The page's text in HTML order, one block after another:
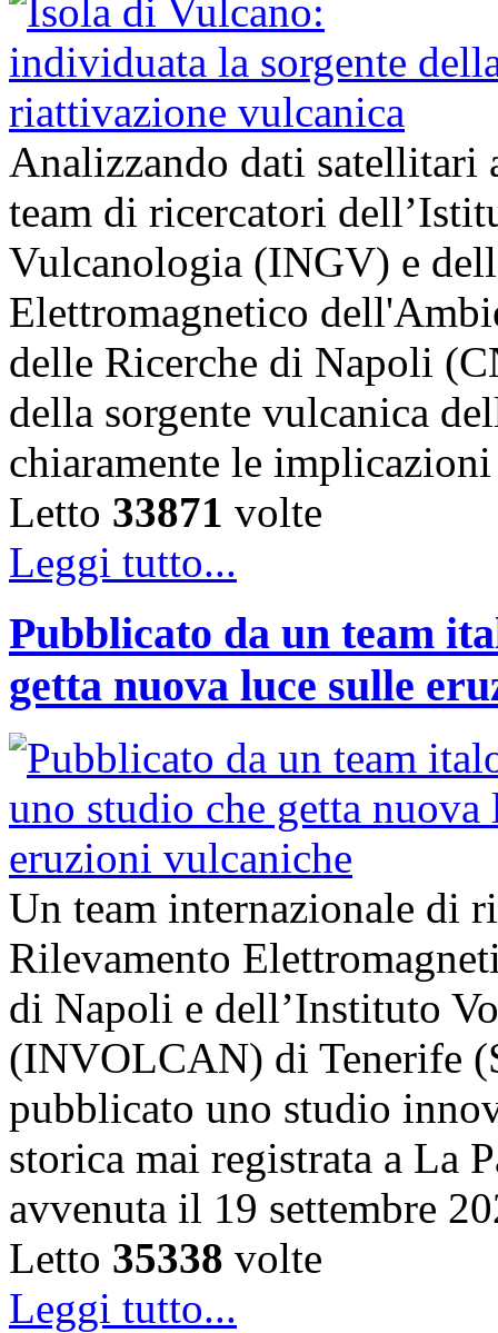
Analizzando dati satellitari
team di ricercatori
Vulcanologia (INGV) e
Elettromagnetico
delle Ricerche di Napoli
della sorgente vulcanica
chiaramente le
Letto 33871 volte
Leggi tutto...
Pubblicato da un team
getta nuova luce sulle
Un team internazionale di
Rilevamento
di Napoli e dell’Instituto
(INVOLCAN) di Tenerife
pubblicato uno studio
storica mai registrata a La
avvenuta il 19 settembre
Letto 35338 volte
Leggi tutto...